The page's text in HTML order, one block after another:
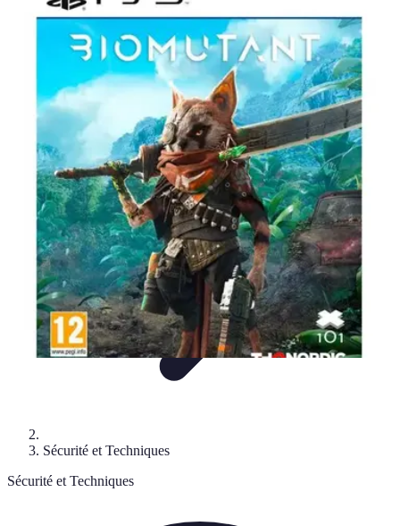
Plongée et Jet
Équipement Techniques Techniques de Plongée Tutoriels
Plongée et Jet
Sécurité et Techniques
Sécurité et Techniques